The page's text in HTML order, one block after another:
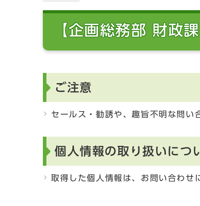
【企画総務部 財政
ご注意
セールス・勧誘や、趣旨不明な問い
個人情報の取り扱いにつ
取得した個人情報は、お問い合わせ